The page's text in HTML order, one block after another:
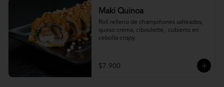
Maki Quinoa
​Roll relleno de champiñones salteados,
queso crema, ciboulette,  cubierto en
cebolla crispy.
$7.900